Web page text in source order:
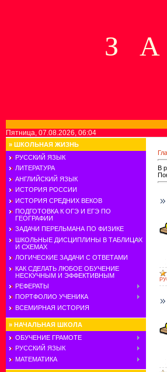
З
Пятница, 07.08.2026, 06:04
» ШКОЛЬНАЯ ЖИЗНЬ
РУССКИЙ ЯЗЫК
ЛИТЕРАТУРА
АНГЛИЙСКИЙ ЯЗЫК
ИСТОРИЯ РОССИИ
ИСТОРИЯ СРЕДНИХ ВЕКОВ
ПОДГОТОВКА К ОГЭ И ЕГЭ ПО
ГЕОГРАФИИ
ЗАДАЧИ ПЕРЕЛЬМАНА ПО ФИЗИКЕ
ШКОЛЬНЫЕ ДИСЦИПЛИНЫ В ТАБЛИЦАХ
И СХЕМАХ
ЛОГИЧЕСКИЕ ЗАДАЧИ С ОТВЕТАМИ
КАК СДЕЛАТЬ ЛЮБОЕ ОБУЧЕНИЕ
НЕСКУЧНЫМ И ЭФФЕКТИВНЫМ
РЕФЕРАТЫ
ПОРТФОЛИО УЧЕНИКА
ВСЕМИРНАЯ ИСТОРИЯ
» НАЧАЛЬНАЯ ШКОЛА
ОБУЧЕНИЕ ГРАМОТЕ
РУССКИЙ ЯЗЫК
МАТЕМАТИКА
В